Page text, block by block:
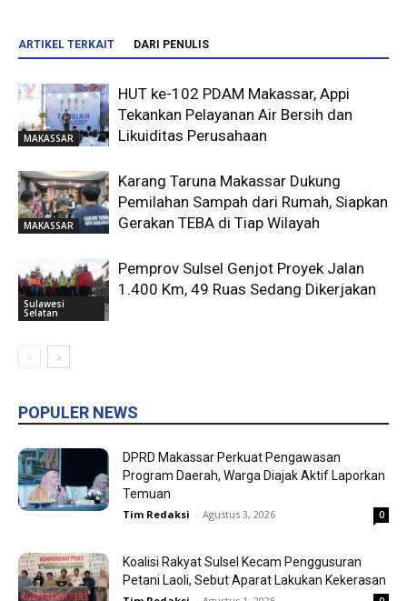
ARTIKEL TERKAIT DARI PENULIS
MAKASSAR
HUT ke-102 PDAM Makassar, Appi
Tekankan Pelayanan Air Bersih dan
Likuiditas Perusahaan
MAKASSAR
Karang Taruna Makassar Dukung
Pemilahan Sampah dari Rumah, Siapkan
Gerakan TEBA di Tiap Wilayah
Sulawesi
Selatan
Pemprov Sulsel Genjot Proyek Jalan
1.400 Km, 49 Ruas Sedang Dikerjakan
POPULER NEWS
DPRD Makassar Perkuat Pengawasan
Program Daerah, Warga Diajak Aktif Laporkan
Temuan
Tim Redaksi - Agustus 3, 2026 0
Koalisi Rakyat Sulsel Kecam Penggusuran
Petani Laoli, Sebut Aparat Lakukan Kekerasan